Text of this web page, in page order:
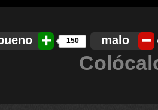
bueno 150 malo